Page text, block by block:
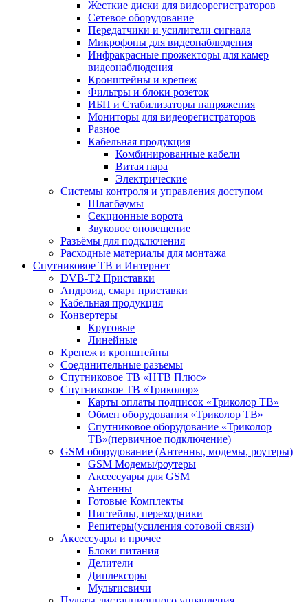
Жесткие диски для видеорегистраторов
Сетевое оборудование
Передатчики и усилители сигнала
Микрофоны для видеонаблюдения
Инфракрасные прожекторы для камер
видеонаблюдения
Кронштейны и крепеж
Фильтры и блоки розеток
ИБП и Стабилизаторы напряжения
Мониторы для видеорегистраторов
Разное
Кабельная продукция
Комбинированные кабели
Витая пара
Электрические
Системы контроля и управления доступом
Шлагбаумы
Секционные ворота
Звуковое оповещение
Разъёмы для подключения
Расходные материалы для монтажа
Спутниковое ТВ и Интернет
DVB-Т2 Приставки
Андроид, смарт приставки
Кабельная продукция
Конвертеры
Круговые
Линейные
Крепеж и кронштейны
Соединительные разъемы
Спутниковое ТВ «НТВ Плюс»
Спутниковое ТВ «Триколор»
Карты оплаты подписок «Триколор ТВ»
Обмен оборудования «Триколор ТВ»
Спутниковое оборудование «Триколор
ТВ»(первичное подключение)
GSM оборудование (Антенны, модемы, роутеры)
GSM Модемы/роутеры
Аксессуары для GSM
Антенны
Готовые Комплекты
Пигтейлы, переходники
Репитеры(усиления сотовой связи)
Аксессуары и прочее
Блоки питания
Делители
Диплексоры
Мультисвичи